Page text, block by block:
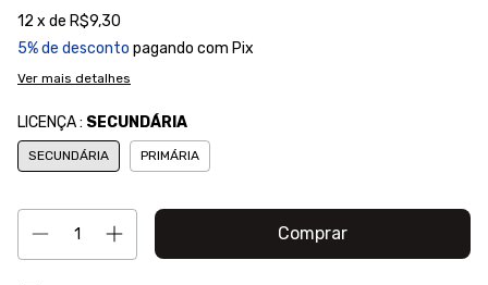
12 x de R$9,30
5% de desconto pagando com Pix
Ver mais detalhes
LICENÇA : SECUNDÁRIA
SECUNDÁRIA PRIMÁRIA